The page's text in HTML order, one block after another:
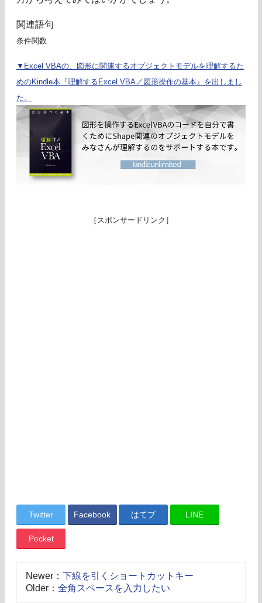
関連語句
条件関数
▼Excel VBAの、図形に関連するオブジェクトモデルを理解するた
めのKindle本『理解するExcel VBA／図形操作の基本』を出しまし
た。
［スポンサードリンク］
Twitter Facebook はてブ LINE
Pocket
Newer： 下線を引くショートカットキー
Older： 全角スペースを入力したい